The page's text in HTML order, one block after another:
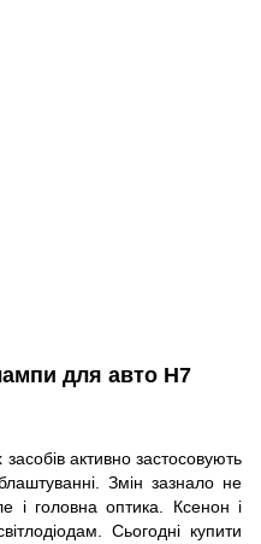
для авто H7
активно застосовують
Змін зазнало не
і головна оптика. Ксенон і
Сьогодні купити